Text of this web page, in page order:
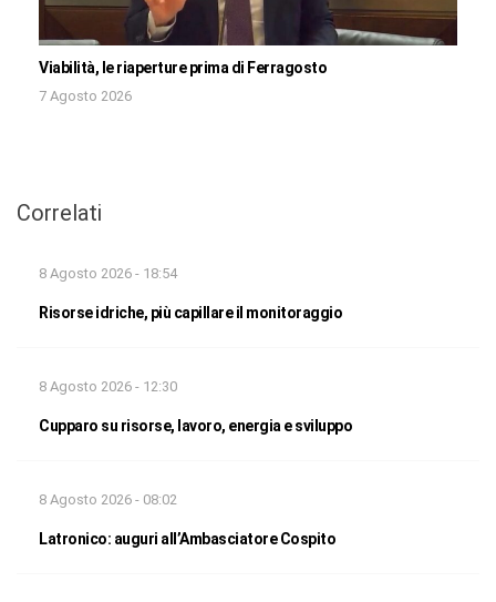
Viabilità, le riaperture prima di Ferragosto
7 Agosto 2026
Correlati
8 Agosto 2026 - 18:54
Risorse idriche, più capillare il monitoraggio
8 Agosto 2026 - 12:30
Cupparo su risorse, lavoro, energia e sviluppo
8 Agosto 2026 - 08:02
Latronico: auguri all’Ambasciatore Cospito